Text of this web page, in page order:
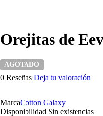
Orejitas de
AGOTADO
0 Reseñas Deja tu valoración
MarcaCotton Galaxy
Disponibilidad Sin existencias